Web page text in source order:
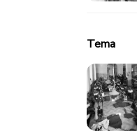
Tema